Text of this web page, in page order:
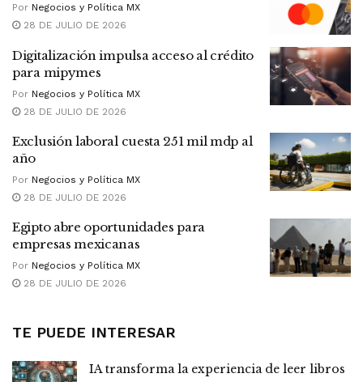
Por Negocios y Política MX
28 DE JULIO DE 2026
Digitalización impulsa acceso al crédito
para mipymes
Por Negocios y Política MX
28 DE JULIO DE 2026
Exclusión laboral cuesta 251 mil mdp al
año
Por Negocios y Política MX
28 DE JULIO DE 2026
Egipto abre oportunidades para
empresas mexicanas
Por Negocios y Política MX
28 DE JULIO DE 2026
TE PUEDE INTERESAR
IA transforma la experiencia de leer libros